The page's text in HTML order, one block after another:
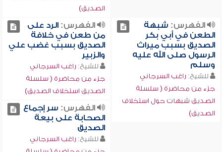
الصديق)
الفهرس: شبهة
الطعن في أبي بكر
الصديق بسبب ميراث
الرسول صلى الله عليه
وسلم
للشيخ: راغب السرجاني
جزء من محاضرة ( سلسلة
الصديق شبهات حول استخلاف
الصديق)
الفهرس:الرد على
من طعن في خلافة
الصديق بسبب غضب علي
والزبير
للشيخ: راغب السرجاني
جزء من محاضرة ( سلسلة
الصديق استخلاف الصديق)
الفهرس: سر إجماع
الصحابة على بيعة
الصديق
للشيخ: راغب السرجاني